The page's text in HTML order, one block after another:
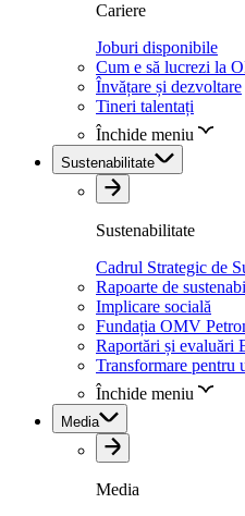
Cariere
Joburi disponibile
Cum e să lucrezi la
Învățare și dezvoltare
Tineri talentați
Închide meniu
Sustenabilitate
Sustenabilitate
Cadrul Strategic de
Rapoarte de
Implicare socială
Fundația OMV
Raportări și evaluări
Transformare pentru
Închide meniu
Media
Media